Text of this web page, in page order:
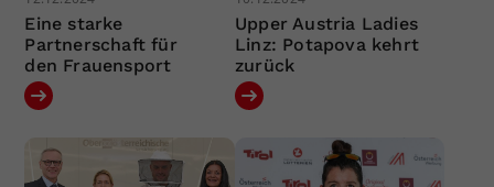
Eine starke
Partnerschaft für
den Frauensport
Upper Austria Ladies
Linz: Potapova kehrt
zurück